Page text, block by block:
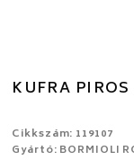
KUFRA
Cikkszám: 119107
Gyártó: BORMIOLI